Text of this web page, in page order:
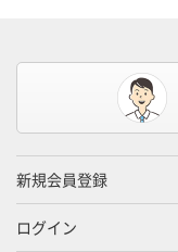
新規会員登録
ログイン